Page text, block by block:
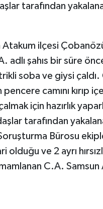
tarafından
Atakum ilçesi
adlı şahıs bir süre
soba ve giysi çaldı.
camını
için hazırlık
tarafından
Bürosu
olduğu ve 2 ayrı
C.A.